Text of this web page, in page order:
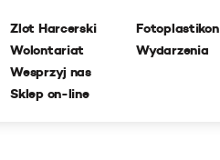
Zlot Harcerski
Wolontariat
Wesprzyj nas
Sklep on-line
Fotoplastikon
Wydarzenia